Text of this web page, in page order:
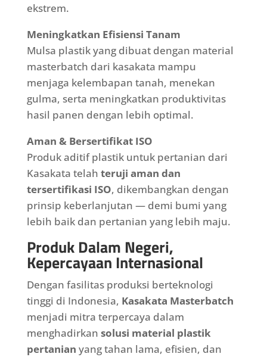
ekstrem.
Meningkatkan Efisiensi Tanam
Mulsa plastik yang dibuat dengan material
masterbatch dari kasakata mampu
menjaga kelembapan tanah, menekan
gulma, serta meningkatkan produktivitas
hasil panen dengan lebih optimal.
Aman & Bersertifikat ISO
Produk aditif plastik untuk pertanian dari
Kasakata telah teruji aman dan
tersertifikasi ISO, dikembangkan dengan
prinsip keberlanjutan — demi bumi yang
lebih baik dan pertanian yang lebih maju.
Produk Dalam Negeri,
Kepercayaan Internasional
Dengan fasilitas produksi berteknologi
tinggi di Indonesia, Kasakata Masterbatch
menjadi mitra terpercaya dalam
menghadirkan solusi material plastik
pertanian yang tahan lama, efisien, dan